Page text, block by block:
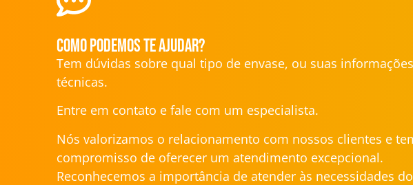
Como podemos te ajudar?
Tem dúvidas sobre qual tipo de envase, ou suas informações
técnicas.
Entre em contato e fale com um especialista.
Nós valorizamos o relacionamento com nossos clientes e
compromisso de oferecer um atendimento excepcional.
Reconhecemos a importância de atender às necessidades